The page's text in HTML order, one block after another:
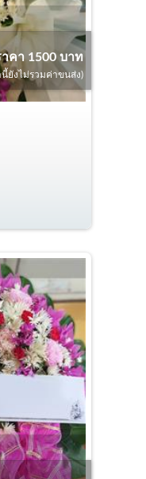
าคา 1500 บาท
นี้ยังไม่รวมค่าขนส่ง)